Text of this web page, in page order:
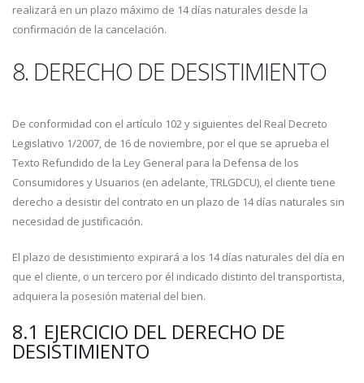
realizará en un plazo máximo de 14 días naturales desde la
confirmación de la cancelación.
8. DERECHO DE DESISTIMIENTO
De conformidad con el artículo 102 y siguientes del Real Decreto
Legislativo 1/2007, de 16 de noviembre, por el que se aprueba el
Texto Refundido de la Ley General para la Defensa de los
Consumidores y Usuarios (en adelante, TRLGDCU), el cliente tiene
derecho a desistir del contrato en un plazo de 14 días naturales sin
necesidad de justificación.
El plazo de desistimiento expirará a los 14 días naturales del día en
que el cliente, o un tercero por él indicado distinto del transportista,
adquiera la posesión material del bien.
8.1 EJERCICIO DEL DERECHO DE
DESISTIMIENTO